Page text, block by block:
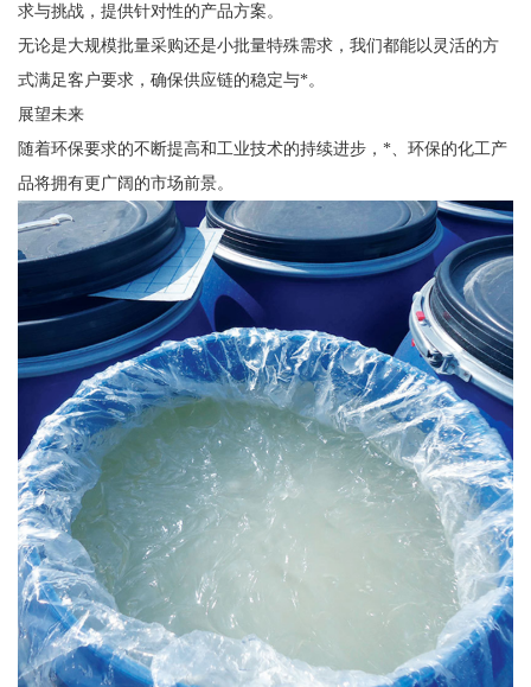
求与挑战，提供针对性的产品方案。
无论是大规模批量采购还是小批量特殊需求，我们都能以灵活的方
式满足客户要求，确保供应链的稳定与*。
展望未来
随着环保要求的不断提高和工业技术的持续进步，*、环保的化工产
品将拥有更广阔的市场前景。